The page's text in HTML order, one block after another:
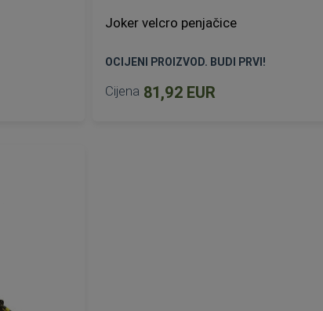
Joker velcro penjačice
OCIJENI PROIZVOD. BUDI PRVI!
Cijena 81,92 EUR